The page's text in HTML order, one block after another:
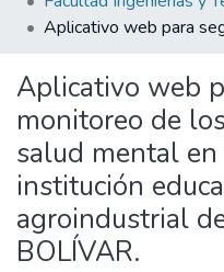
All of DSpace
Aplicativo web
monitoreo de
salud mental
institución
agroindustrial
BOLÍVAR.